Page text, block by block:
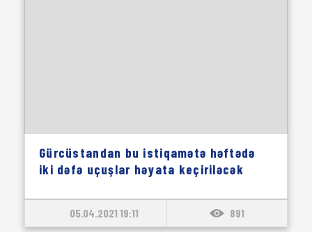
Gürcüstandan bu istiqamətə həftədə
iki dəfə uçuşlar həyata keçiriləcək
05.04.2021 19:11 891